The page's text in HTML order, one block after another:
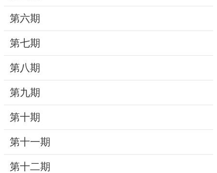
動
線
上
源
新
聞
與
公
告
第六期
第七期
第八期
第九期
第十期
第十一期
第十二期